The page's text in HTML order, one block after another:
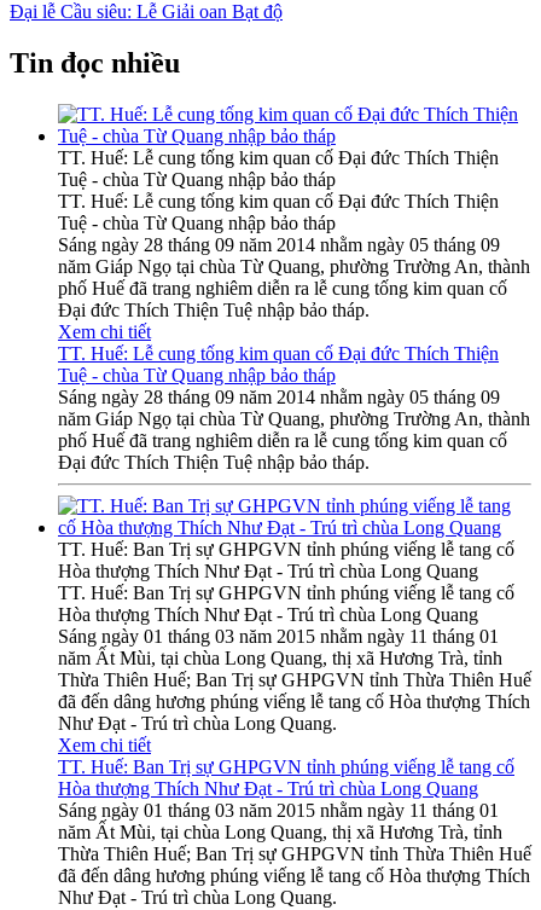
Đại lễ Cầu siêu: Lễ Giải oan Bạt độ
Tin đọc nhiều
TT. Huế: Lễ cung tống kim quan cố Đại đức Thích Thiện
Tuệ - chùa Từ Quang nhập bảo tháp
TT. Huế: Lễ cung tống kim quan cố Đại đức Thích Thiện
Tuệ - chùa Từ Quang nhập bảo tháp
Sáng ngày 28 tháng 09 năm 2014 nhằm ngày 05 tháng 09
năm Giáp Ngọ tại chùa Từ Quang, phường Trường An, thành
phố Huế đã trang nghiêm diễn ra lễ cung tống kim quan cố
Đại đức Thích Thiện Tuệ nhập bảo tháp.
Xem chi tiết
TT. Huế: Lễ cung tống kim quan cố Đại đức Thích Thiện
Tuệ - chùa Từ Quang nhập bảo tháp
Sáng ngày 28 tháng 09 năm 2014 nhằm ngày 05 tháng 09
năm Giáp Ngọ tại chùa Từ Quang, phường Trường An, thành
phố Huế đã trang nghiêm diễn ra lễ cung tống kim quan cố
Đại đức Thích Thiện Tuệ nhập bảo tháp.
TT. Huế: Ban Trị sự GHPGVN tỉnh phúng viếng lễ tang cố
Hòa thượng Thích Như Đạt - Trú trì chùa Long Quang
TT. Huế: Ban Trị sự GHPGVN tỉnh phúng viếng lễ tang cố
Hòa thượng Thích Như Đạt - Trú trì chùa Long Quang
Sáng ngày 01 tháng 03 năm 2015 nhằm ngày 11 tháng 01
năm Ất Mùi, tại chùa Long Quang, thị xã Hương Trà, tỉnh
Thừa Thiên Huế; Ban Trị sự GHPGVN tỉnh Thừa Thiên Huế
đã đến dâng hương phúng viếng lễ tang cố Hòa thượng Thích
Như Đạt - Trú trì chùa Long Quang.
Xem chi tiết
TT. Huế: Ban Trị sự GHPGVN tỉnh phúng viếng lễ tang cố
Hòa thượng Thích Như Đạt - Trú trì chùa Long Quang
Sáng ngày 01 tháng 03 năm 2015 nhằm ngày 11 tháng 01
năm Ất Mùi, tại chùa Long Quang, thị xã Hương Trà, tỉnh
Thừa Thiên Huế; Ban Trị sự GHPGVN tỉnh Thừa Thiên Huế
đã đến dâng hương phúng viếng lễ tang cố Hòa thượng Thích
Như Đạt - Trú trì chùa Long Quang.